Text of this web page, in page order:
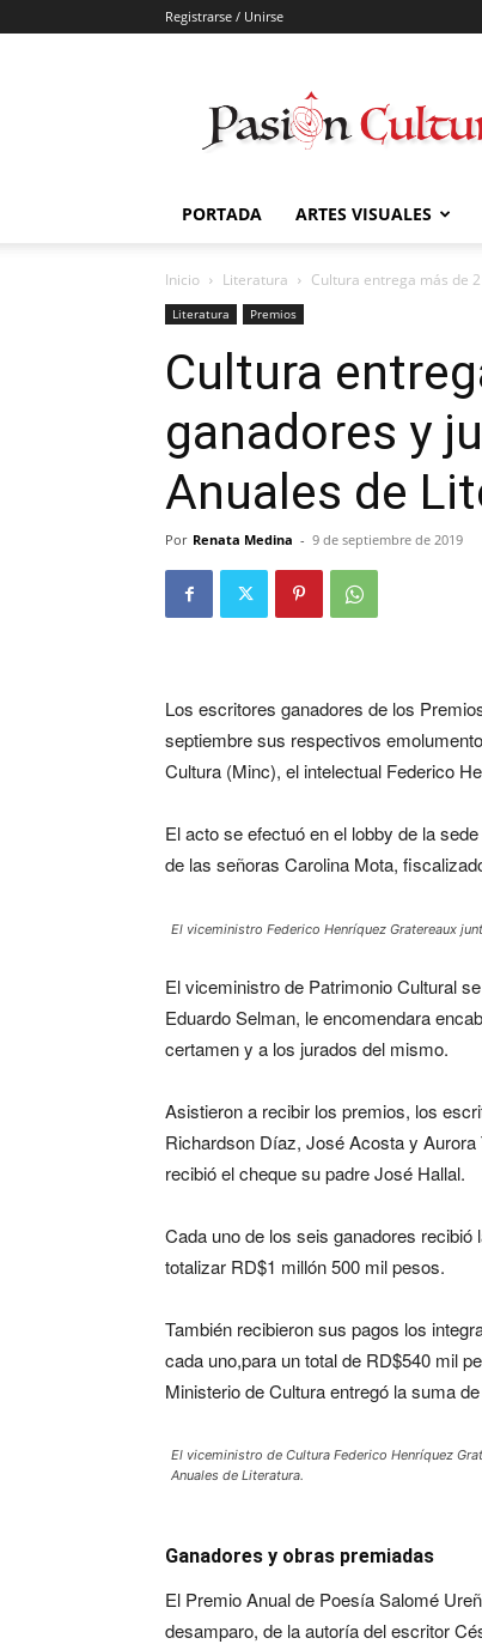
Registrarse / Unirse
Cultural
PORTADA ARTES VISUALES
Inicio Literatura Cultura entrega más de
Literatura Premios
Cultura
ganadores y
Anuales de
Por Renata Medina - 9 de septiembre de 2019
Los escritores ganadores de los
septiembre sus respectivos
Cultura (Minc), el intelectual Federico
El acto se efectuó en el lobby de la
de las señoras Carolina Mota,
El viceministro Federico Henríquez Gratereaux
El viceministro de Patrimonio Cultural
Eduardo Selman, le encomendara
certamen y a los jurados del mismo.
Asistieron a recibir los premios, los
Richardson Díaz, José Acosta y
recibió el cheque su padre José Hallal.
Cada uno de los seis ganadores
totalizar RD$1 millón 500 mil pesos.
También recibieron sus pagos los
cada uno,para un total de RD$540 mil
Ministerio de Cultura entregó la suma
El viceministro de Cultura Federico Henríquez
Anuales de Literatura.
Ganadores y obras premiadas
El Premio Anual de Poesía Salomé
desamparo, de la autoría del escritor